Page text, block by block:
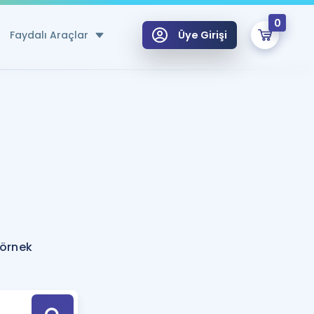
Faydalı Araçlar
Hesaplama Aracı
için Öneriler
Tek Takvimde
Üye Girişi
0